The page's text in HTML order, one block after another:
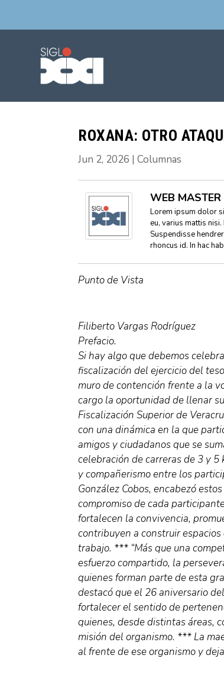
ROXANA: OTRO
Jun 2, 2026 | Columnas
WEB MASTER
Lorem ipsum dolor
eu, varius mattis
Suspendisse
rhoncus id. In hac
Punto de Vista
Filiberto Vargas Rodríguez
Prefacio.
Si hay algo que debemos
fiscalización del ejercicio del
muro de contención frente a la
cargo la oportunidad de llenar
Fiscalización Superior de
con una dinámica en la que
amigos y ciudadanos que se
celebración de carreras de 3 y
y compañerismo entre los
González Cobos, encabezó
compromiso de cada
fortalecen la convivencia,
contribuyen a construir
trabajo. *** “Más que una
esfuerzo compartido, la
quienes forman parte de esta
destacó que el 26 aniversario
fortalecer el sentido de
quienes, desde distintas áreas,
misión del organismo. *** La
al frente de ese organismo y